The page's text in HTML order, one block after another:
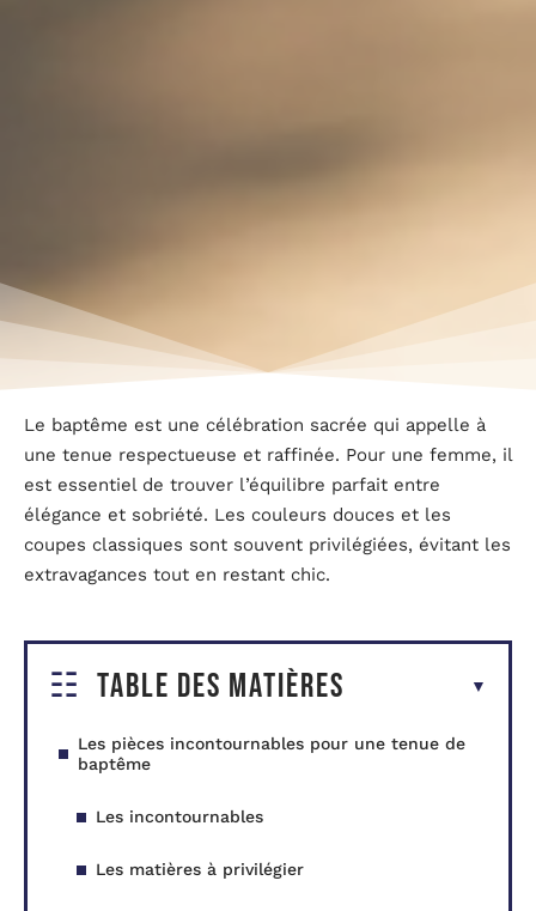
Le baptême est une célébration sacrée qui appelle à
une tenue respectueuse et raffinée. Pour une femme, il
est essentiel de trouver l’équilibre parfait entre
élégance et sobriété. Les couleurs douces et les
coupes classiques sont souvent privilégiées, évitant les
extravagances tout en restant chic.
Table des matières
Les pièces incontournables pour une tenue de
baptême
Les incontournables
Les matières à privilégier